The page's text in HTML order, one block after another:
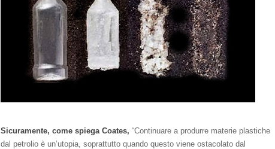
Sicuramente, come spiega Coates, “Continuare a produrre materie plastiche
dal petrolio è un’utopia, soprattutto quando questo viene ostacolato dal